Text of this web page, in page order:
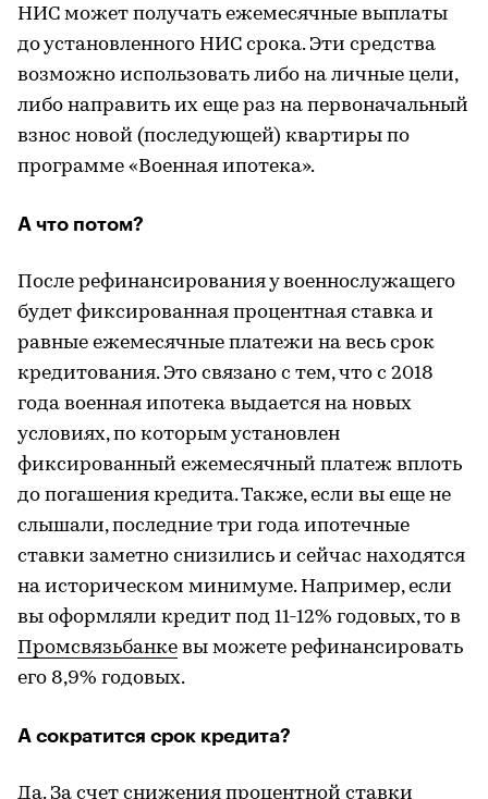
НИС может получать ежемесячные выплаты
до установленного НИС срока. Эти средства
возможно использовать либо на личные цели,
либо направить их еще раз на первоначальный
взнос новой (последующей) квартиры по
программе «Военная ипотека».
А что потом?
После рефинансирования у военнослужащего
будет фиксированная процентная ставка и
равные ежемесячные платежи на весь срок
кредитования. Это связано с тем, что с 2018
года военная ипотека выдается на новых
условиях, по которым установлен
фиксированный ежемесячный платеж вплоть
до погашения кредита. Также, если вы еще не
слышали, последние три года ипотечные
ставки заметно снизились и сейчас находятся
на историческом минимуме. Например, если
вы оформляли кредит под 11-12% годовых, то в
Промсвязьбанке вы можете рефинансировать
его 8,9% годовых.
А сократится срок кредита?
Да. За счет снижения процентной ставки